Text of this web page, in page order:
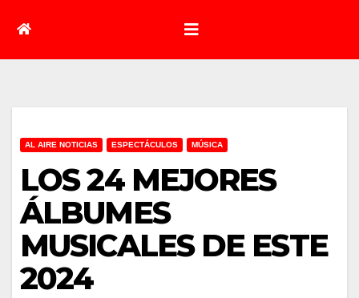
AL AIRE NOTICIAS ESPECTÁCULOS MÚSICA
LOS 24 MEJORES
ÁLBUMES
MUSICALES DE ESTE
2024